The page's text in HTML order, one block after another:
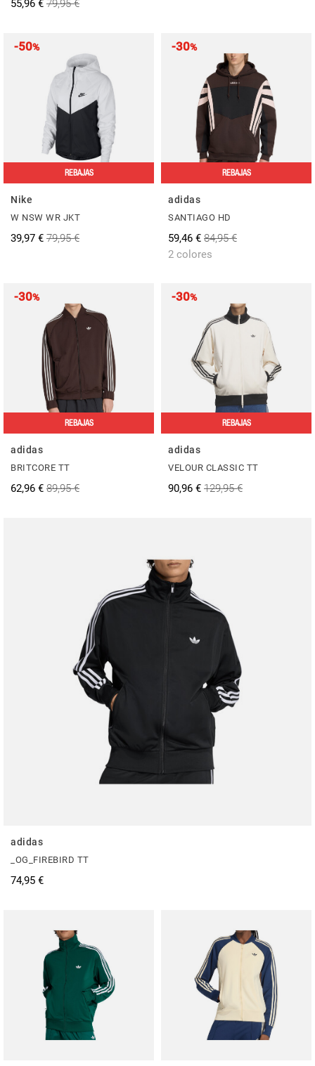
55,96 € 79,95 €
-50%
REBAJAS
Nike
W NSW WR JKT
39,97 € 79,95 €
-30%
REBAJAS
adidas
SANTIAGO HD
59,46 € 84,95 €
2 colores
-30%
REBAJAS
adidas
BRITCORE TT
62,96 € 89,95 €
-30%
REBAJAS
adidas
VELOUR CLASSIC TT
90,96 € 129,95 €
adidas
_OG_FIREBIRD TT
74,95 €